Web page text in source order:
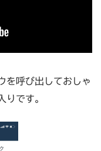
を呼び出しておしゃ
りです。